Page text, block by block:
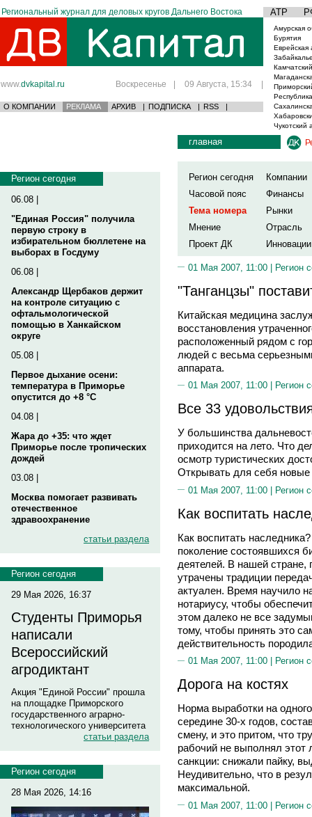
Региональный журнал для деловых кругов Дальнего Востока АТР
www.dvkapital.ru Воскресенье | 09 Августа, 15:34 |
О КОМПАНИИ РЕКЛАМА АРХИВ | ПОДПИСКА | RSS |
Амурская
Бурятия
Еврейская
Чукотский
Регион сегодня
06.08 |
"Единая Россия" получила
первую строку в
избирательном бюллетене на
выборах в Госдуму
06.08 |
Александр Щербаков держит
на контроле ситуацию с
офтальмологической
помощью в Ханкайском
округе
05.08 |
Первое дыхание осени:
температура в Приморье
опустится до +8 °C
04.08 |
Жара до +35: что ждет
Приморье после тропических
дождей
03.08 |
Москва помогает развивать
отечественное
здравоохранение
статьи раздела
Регион сегодня
29 Мая 2026, 16:37
Студенты Приморья
написали
Всероссийский
агродиктант
Акция "Единой России" прошла
на площадке Приморского
государственного аграрно-
технологического университета
статьи раздела
Регион сегодня
28 Мая 2026, 14:16
главная
Регион сегодня
Компании
Часовой пояс
Финансы
Тема номера
Рынки
Мнение
Отрасль
Проект ДК
Инновации
01 Мая 2007, 11:00 | Регион
"Танганцзы"
Китайская медицина
восстановления
расположенный рядом с
людей с весьма
аппарата.
01 Мая 2007, 11:00 | Регион
Все 33
У большинства
приходится на лето. Что
осмотр туристических
Открывать для себя
01 Мая 2007, 11:00 | Регион
Как воспитать
Как воспитать
поколение состоявшихся
деятелей. В нашей стране,
утрачены традиции
актуален. Время научило
нотариусу, чтобы
этом далеко не все
тому, чтобы принять это
действительность
01 Мая 2007, 11:00 | Регион
Дорога на костях
Норма выработки на
середине 30-х годов,
смену, и это притом, что
рабочий не выполнял
санкции: снижали пайку,
Неудивительно, что в
максимальной.
01 Мая 2007, 11:00 | Регион